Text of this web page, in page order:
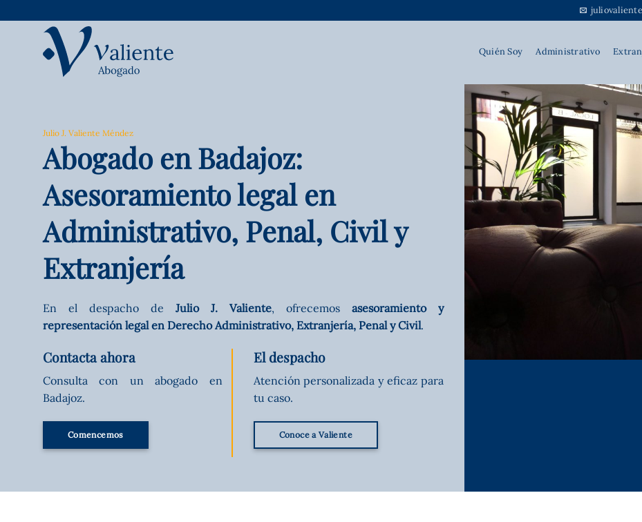
contenido
Quién Soy Administrativo
Julio J. Valiente Méndez
Abogado en Badajoz:
Asesoramiento legal en
Administrativo, Penal, Civil y
Extranjería
En el despacho de Julio J. Valiente, ofrecemos asesoramiento y
representación legal en Derecho Administrativo, Extranjería, Penal y Civil.
Contacta ahora
Consulta con un abogado en
Badajoz.
Comencemos
El despacho
Atención personalizada y eficaz para
tu caso.
Conoce a Valiente